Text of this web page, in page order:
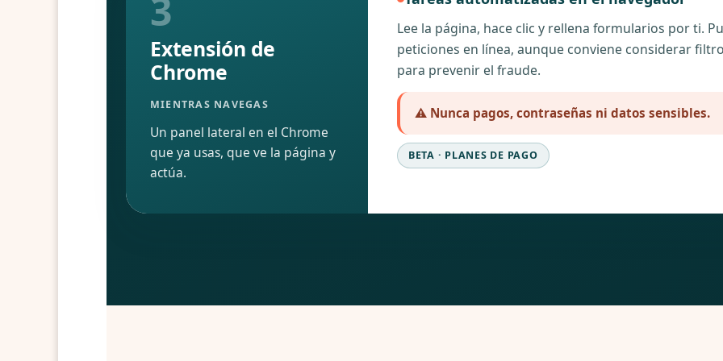
3
Extensión de
Chrome
MIENTRAS NAVEGAS
Un panel lateral en el Chrome
que ya usas, que ve la página y
actúa.
Lee la página, hace clic y rellena formularios por ti.
peticiones en línea, aunque conviene considerar
para prevenir el fraude.
⚠️ Nunca pagos, contraseñas ni datos sensibles.
BETA · PLANES DE PAGO